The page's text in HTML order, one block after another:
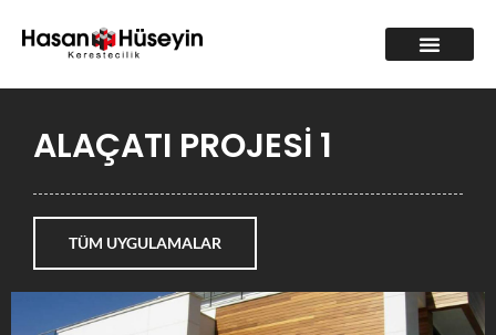
ALAÇATI PROJESİ 1
TÜM UYGULAMALAR